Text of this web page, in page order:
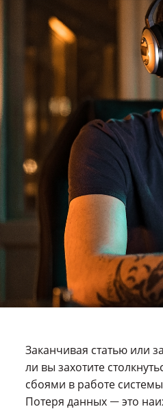
Заканчивая статью или
ли вы захотите
сбоями в работе
Потеря данных — это